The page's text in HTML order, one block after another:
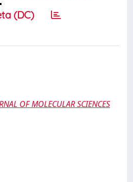
(DC)
OF MOLECULAR SCIENCES